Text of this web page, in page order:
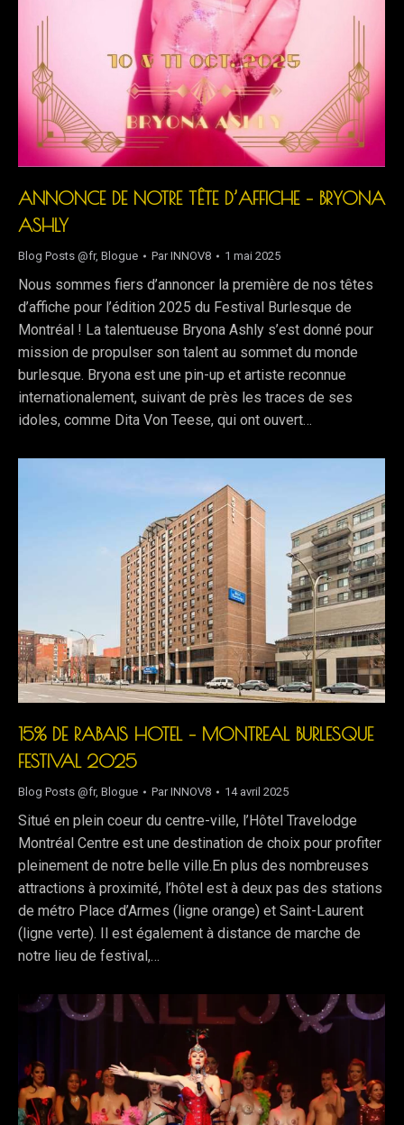
ANNONCE DE NOTRE TÊTE D’AFFICHE – BRYONA
ASHLY
Blog Posts @fr, Blogue ParINNOV8 1 mai 2025
Nous sommes fiers d’annoncer la première de nos têtes
d’affiche pour l’édition 2025 du Festival Burlesque de
Montréal ! La talentueuse Bryona Ashly s’est donné pour
mission de propulser son talent au sommet du monde
burlesque. Bryona est une pin-up et artiste reconnue
internationalement, suivant de près les traces de ses
idoles, comme Dita Von Teese, qui ont ouvert…
15% DE RABAIS HOTEL – MONTREAL BURLESQUE
FESTIVAL 2025
Blog Posts @fr, Blogue ParINNOV8 14 avril 2025
Situé en plein coeur du centre-ville, l’Hôtel Travelodge
Montréal Centre est une destination de choix pour profiter
pleinement de notre belle ville.En plus des nombreuses
attractions à proximité, l’hôtel est à deux pas des stations
de métro Place d’Armes (ligne orange) et Saint-Laurent
(ligne verte). Il est également à distance de marche de
notre lieu de festival,…